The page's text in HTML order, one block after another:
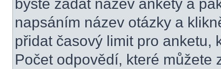
byste zadat název ankety a
napsáním název otázky a
přidat časový limit pro anketu,
Počet odpovědí, které můžete